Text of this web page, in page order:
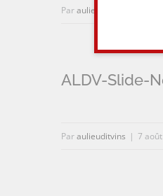
Paraulieuditvins
ALDV-Slide-
Paraulieuditvins | 7